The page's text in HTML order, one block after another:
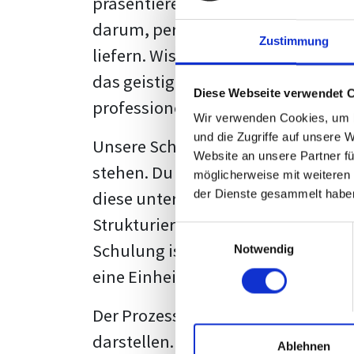
Zustimmung
Diese Webseite verwendet
Wir verwenden Cookies,
und die Zugriffe auf unsere
Website an unsere Partner
möglicherweise mit
der Dienste gesammelt
Notwendig
Ablehnen
darum, persönliche Meinungen
liefern. Wissenschaftliche Texte,
das geistige Eigentum des
professionell zu kommunizieren.
Unsere Schulung wurde mit Blick
stehen. Du wirst nicht nur
diese unter Zuhilfenahme von
Strukturierung ist ebenso
Schulung ist so konzipiert, dass
eine Einheitslösung zu bieten.
Der Prozess des
darstellen. Jedoch, ausgestattet